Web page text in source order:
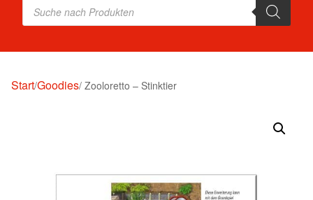
search
Start/Goodies/ Zooloretto – Stinktier